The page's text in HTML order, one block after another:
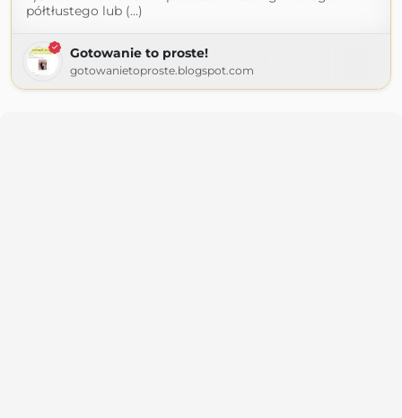
półtłustego lub (...)
Gotowanie to proste!
gotowanietoproste.blogspot.com